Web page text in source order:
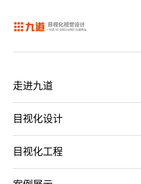
走进九道
目视化设计
目视化工程